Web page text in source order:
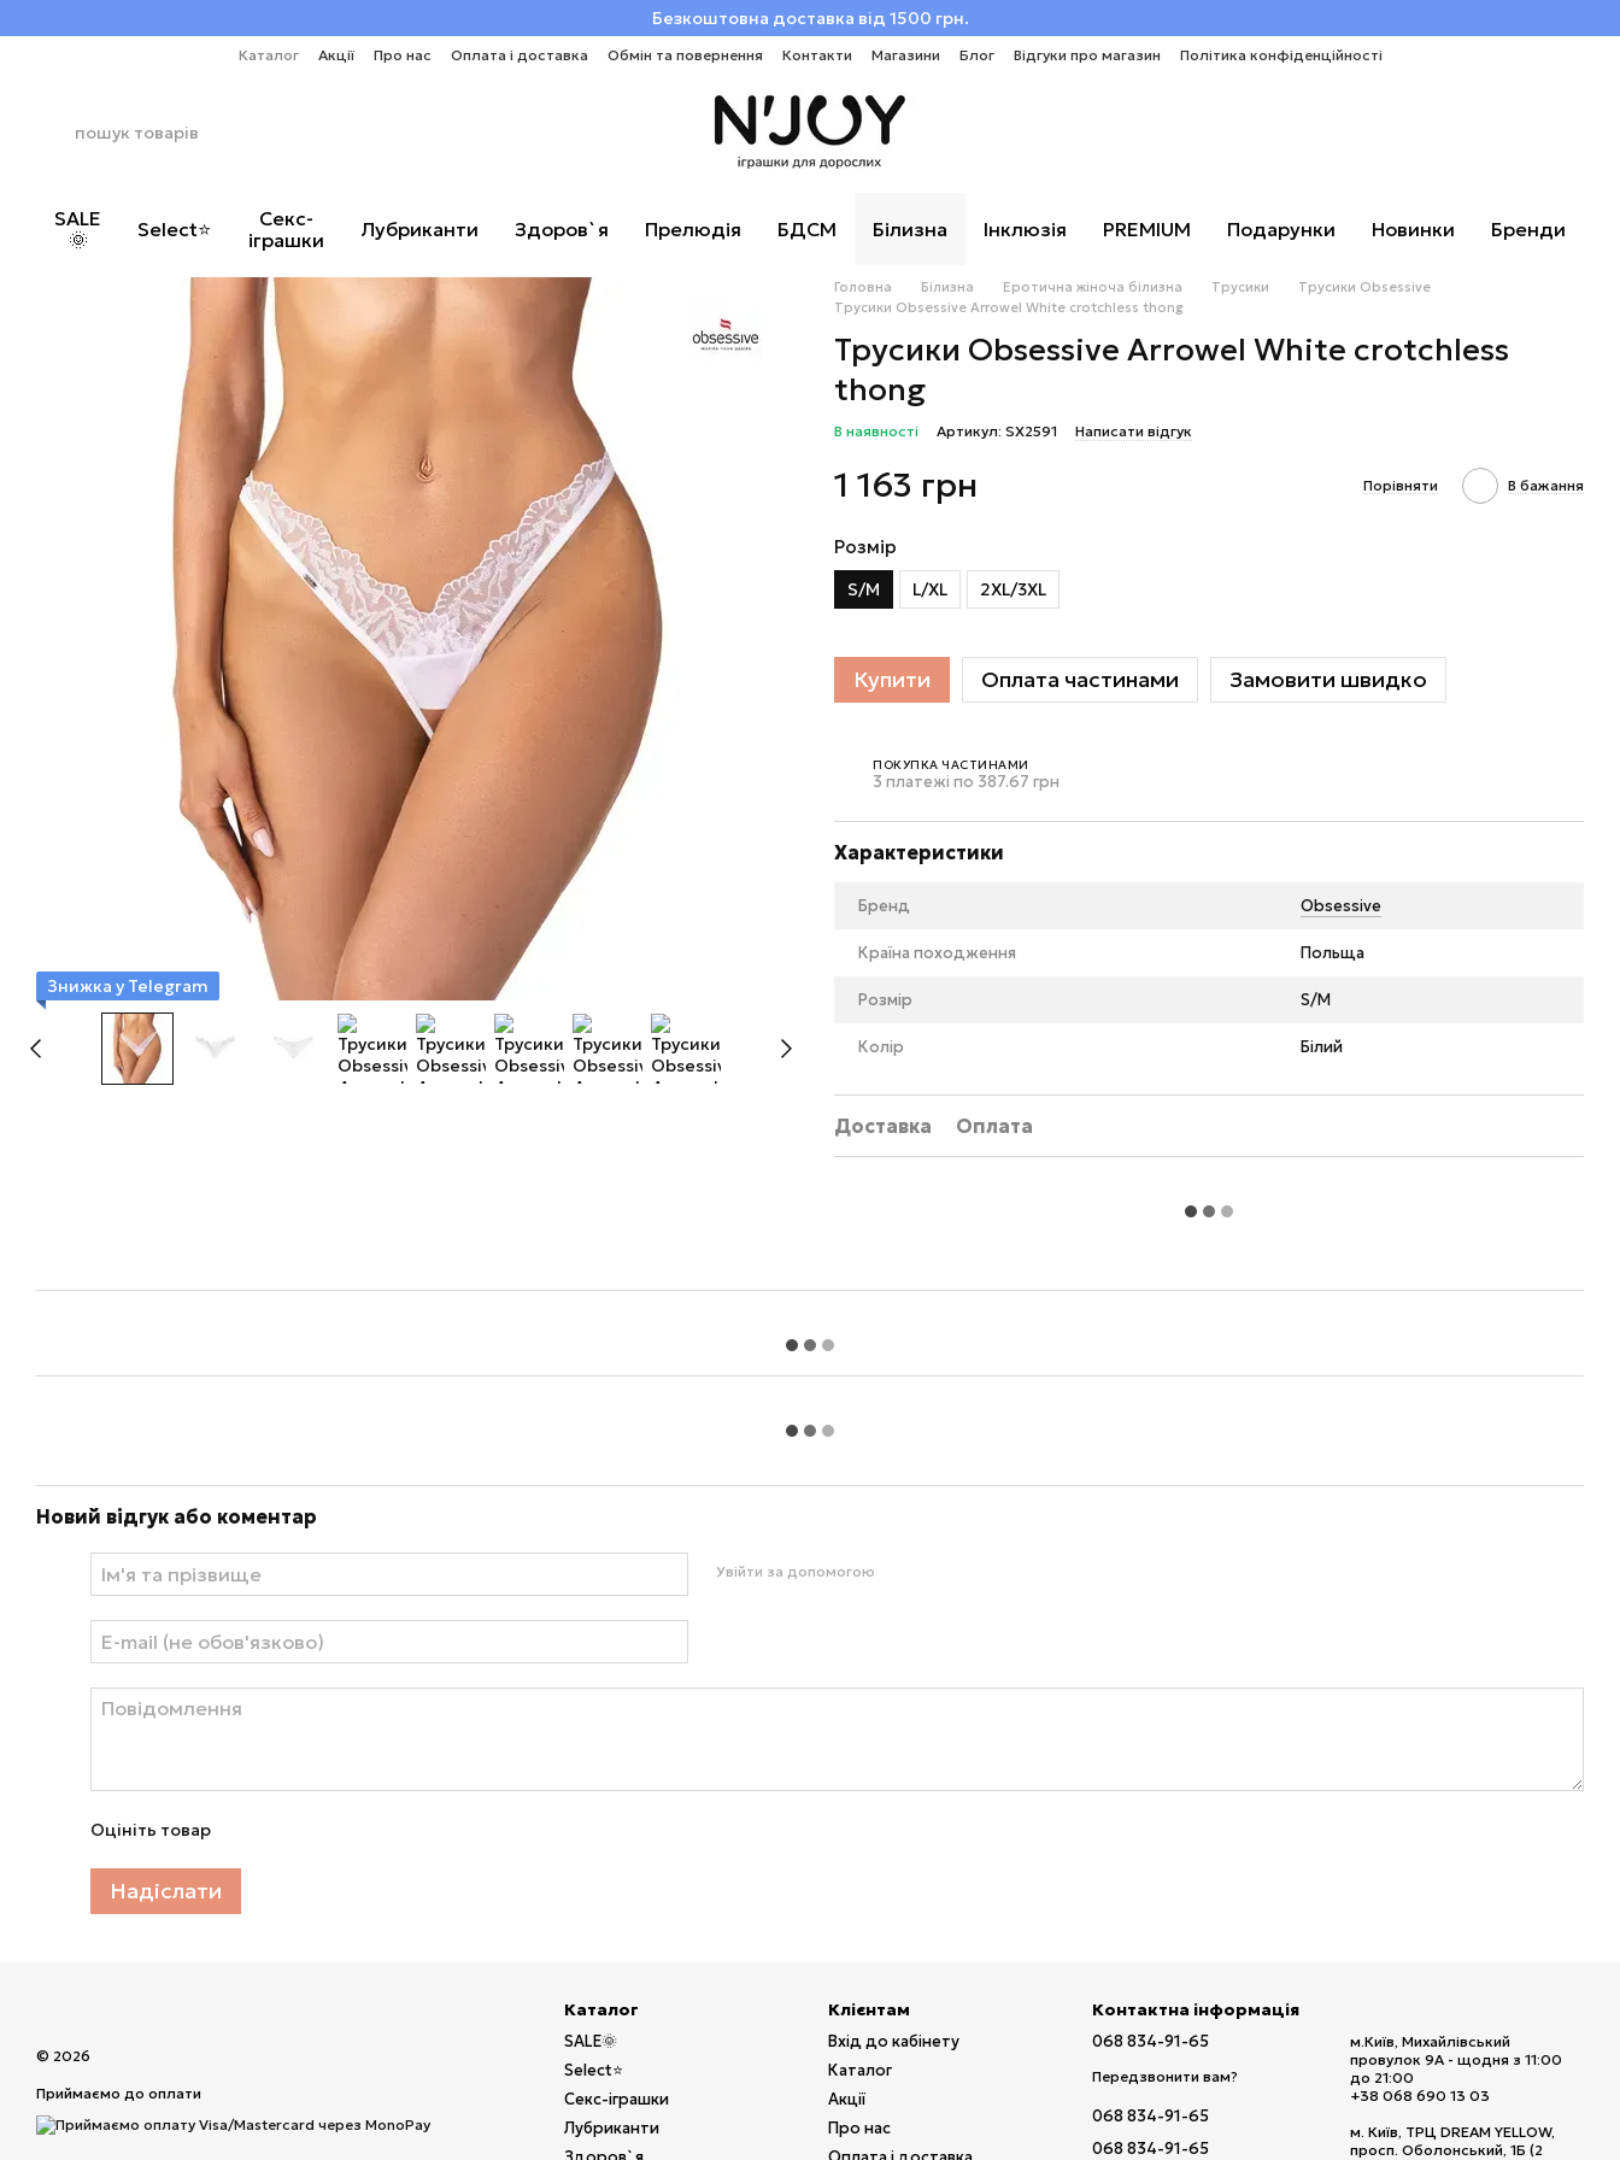
Безкоштовна доставка від 1500 грн.
Каталог Акції Про нас Оплата і доставка Обмін та повернення Контакти Магазини Блог Відгуки про магазин Політика конфіденційності
SALE
🌞
Select⭐
Секс-
іграшки
Лубриканти Здоров`я Прелюдія БДСМ Білизна Інклюзія PREMIUM Подарунки Новинки Бренди
Знижка у Telegram
Головна Білизна Еротична жіноча білизна Трусики
Трусики Obsessive
Трусики Obsessive Arrowel White crotchless thong
Трусики Obsessive Arrowel White crotchless
thong
В наявності Артикул: SX2591 Написати відгук
1 163 грн Порівняти В бажання
Розмір
S/M L/XL 2XL/3XL
Купити Оплата частинами Замовити швидко
ПОКУПКА ЧАСТИНАМИ
3 платежі по 387.67 грн
Характеристики
Бренд Obsessive
Країна походження Польща
Розмір S/M
Колір Білий
Доставка Оплата
Новий відгук або коментар
Увійти за допомогою
Оцініть товар
Надіслати
© 2026
Приймаємо до оплати
Каталог
SALE🌞
Select⭐
Секс-іграшки
Лубриканти
Клієнтам
Вхід до кабінету
Каталог
Акції
Про нас
Контактна інформація
068 834-91-65
Передзвонити вам?
068 834-91-65
068 834-91-65
м.Київ, Михайлівський
провулок 9А - щодня з 11:00
до 21:00
+38 068 690 13 03
м. Київ, ТРЦ DREAM YELLOW,
просп. Оболонський, 1Б (2